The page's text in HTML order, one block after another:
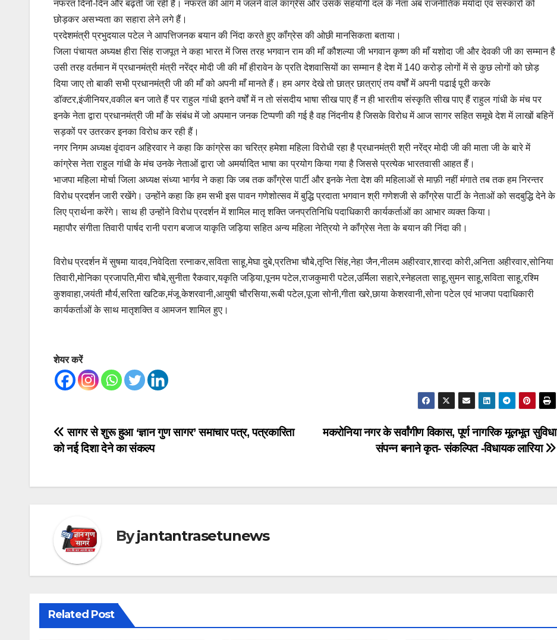
नफरत दिनों-दिन और बढ़ती जा रही है। नफरत की आग में जलने वाले कांग्रेस और उसके सहयोगी दल के नेता अब राजनीतिक मर्यादा एवं संस्कारों को
छोड़कर असभ्यता का सहारा लेने लगे हैं।
प्रदेशमंत्री प्रभुदयाल पटेल ने आपत्तिजनक बयान की निंदा करते हुए कॉंग्रेस की ओछी मानसिकता बताया।
जिला पंचायत अध्यक्ष हीरा सिंह राजपूत ने कहा भारत में जिस तरह भगवान राम की माँ कौशल्या जी भगवान कृष्ण की माँ यशोदा जी और देवकी जी का सम्मान है
उसी तरह वर्तमान में प्रधानमंत्री मंत्री नरेंद्र मोदी जी की माँ हीरावेन के प्रति देशवासियों का सम्मान है देश में 140 करोड़ लोगों में से कुछ लोगों को छोड़
दिया जाए तो बाकी सभी प्रधानमंत्री जी की माँ को अपनी माँ मानते हैं। हम अगर देखे तो छात्र छात्राएं तय वर्षों में अपनी पढाई पूरी करके
डॉक्टर,इंजीनियर,वकील बन जाते हैं पर राहुल गांधी इतने वर्षों में न तो संसदीय भाषा सीख पाए हैं न ही भारतीय संस्कृति सीख पाए हैं राहुल गांधी के मंच पर
इनके नेता द्वारा प्रधानमंत्री जी माँ के संबंध में जो अपमान जनक टिप्पणी की गई है वह निंदनीय है जिसके विरोध में आज सागर सहित समूचे देश में लाखों बहिनें
सड़कों पर उतरकर इनका विरोध कर रही हैं।
नगर निगम अध्यक्ष वृंदावन अहिरवार ने कहा कि कांग्रेस का चरित्र हमेशा महिला विरोधी रहा है प्रधानमंत्री श्री नरेंद्र मोदी जी की माता जी के बारे में
कांग्रेस नेता राहुल गांधी के मंच उनके नेताओं द्वारा जो अमर्यादित भाषा का प्रयोग किया गया है जिससे प्रत्येक भारतवासी आहत हैं।
भाजपा महिला मोर्चा जिला अध्यक्ष संध्या भार्गव ने कहा कि जब तक कॉंग्रेस पार्टी और इनके नेता देश की महिलाओं से माफ़ी नहीं मंगाते तब तक हम निरन्तर
विरोध प्रदर्शन जारी रखेंगे। उन्होंने कहा कि हम सभी इस पावन गणेशोत्सव में बुद्धि प्रदाता भगवान श्री गणेशजी से कॉंग्रेस पार्टी के नेताओं को सदबुद्धि देने के
लिए प्रार्थना करेंगे। साथ ही उन्होंने विरोध प्रदर्शन में शामिल मातृ शक्ति जनप्रतिनिधि पदाधिकारी कार्यकर्ताओं का आभार व्यक्त किया।
महापौर संगीता तिवारी पार्षद रानी पराग बजाज याकृति जड़िया सहित अन्य महिला नेत्रियो ने कॉंग्रेस नेता के बयान की निंदा की।
विरोध प्रदर्शन में सुषमा यादव,निवेदिता रत्नाकर,सविता साहू,मेघा दुबे,प्रतिभा चौबे,तृप्ति सिंह,नेहा जैन,नीलम अहीरवार,शारदा कोरी,अनिता अहीरवार,सोनिया
तिवारी,मोनिका प्रजापति,मीरा चौबे,सुनीता रैकवार,यकृति जड़िया,पूनम पटेल,राजकुमारी पटेल,उर्मिला सहारे,स्नेहलता साहू,सुमन साहू,सविता साहू,रश्मि
कुशवाहा,जयंती मौर्य,सरिता खटिक,मंजू केशरवानी,आयुषी चौरसिया,रूबी पटेल,पूजा सोनी,गीता खरे,छाया केशरवानी,सोना पटेल एवं भाजपा पदाधिकारी
कार्यकर्ताओं के साथ मातृशक्ति व आमजन शामिल हुए।
शेयर करें
Post
navigation
मकरोनिया नगर के सर्वांगीण विकास, पूर्ण नागरिक मूलभूत सुविधा
संपन्न बनाने कृत- संकल्पित -विधायक लारिया
सागर से शुरू हुआ ‘ज्ञान गुण सागर’ समाचार पत्र, पत्रकारिता
को नई दिशा देने का संकल्प
Byjantantrasetunews
Related Post